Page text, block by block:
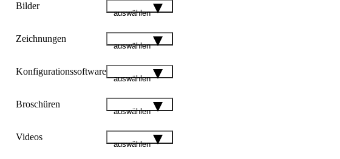
Bilder
auswählen
Zeichnungen
auswählen
Konfigurationssoftware
auswählen
Broschüren
auswählen
Videos
auswählen